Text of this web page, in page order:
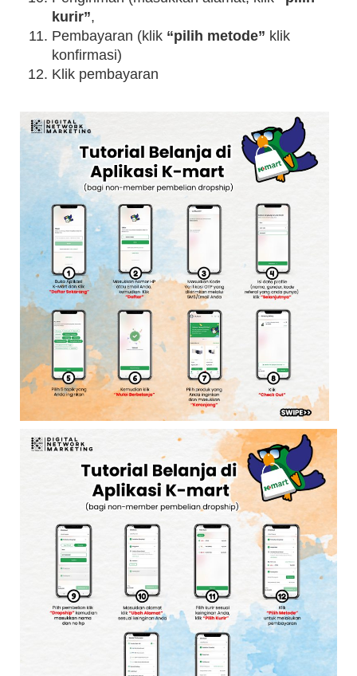
kurir”,
Pembayaran (klik “pilih metode” klik
konfirmasi)
Klik pembayaran